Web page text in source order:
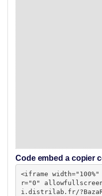
Code embed a copier
<iframe
r="0"
i.distrilab.fr/?BazaR/